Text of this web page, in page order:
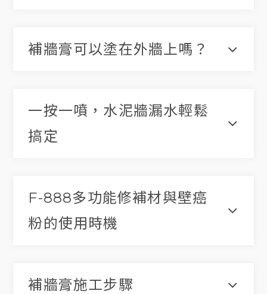
補牆膏可以塗在外牆上嗎？
一按一噴，水泥牆漏水輕鬆
搞定
F-888多功能修補材與壁癌
粉的使用時機
補牆膏施工步驟